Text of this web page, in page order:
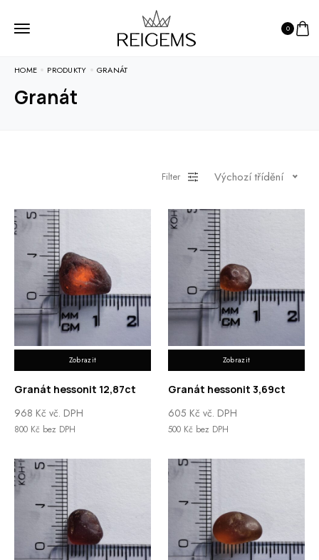
0
HOME PRODUKTY GRANÁT
Granát
Filter Výchozí třídění
Zobrazit
Granát hessonit 12,87ct
968 Kč vč. DPH
800 Kč bez DPH
Zobrazit
Granát hessonit 3,69ct
605 Kč vč. DPH
500 Kč bez DPH